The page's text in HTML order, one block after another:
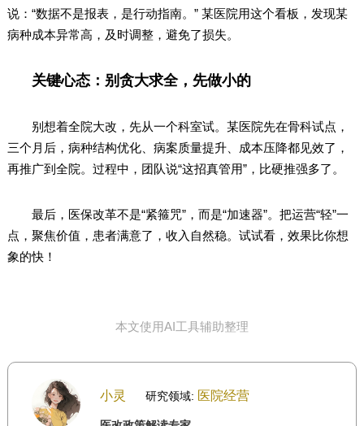
说：“数据不是报表，是行动指南。” 某医院用这个看板，发现某
病种成本异常高，及时调整，避免了损失。
关键心态：别贪大求全，先做小的
别想着全院大改，先从一个科室试。某医院先在骨科试点，
三个月后，病种结构优化、病案质量提升、成本压降都见效了，
再推广到全院。过程中，团队说“这招真管用”，比硬推强多了。
最后，医保改革不是“紧箍咒”，而是“加速器”。把运营“轻”一
点，聚焦价值，患者满意了，收入自然稳。试试看，效果比你想
象的快！
本文使用AI工具辅助整理
小灵 研究领域: 医院经营